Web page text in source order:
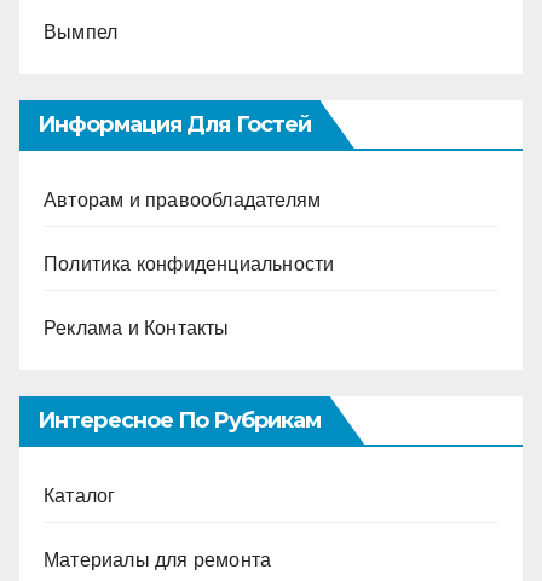
Вымпел
Информация Для Гостей
Авторам и правообладателям
Политика конфиденциальности
Реклама и Контакты
Интересное По Рубрикам
Каталог
Материалы для ремонта